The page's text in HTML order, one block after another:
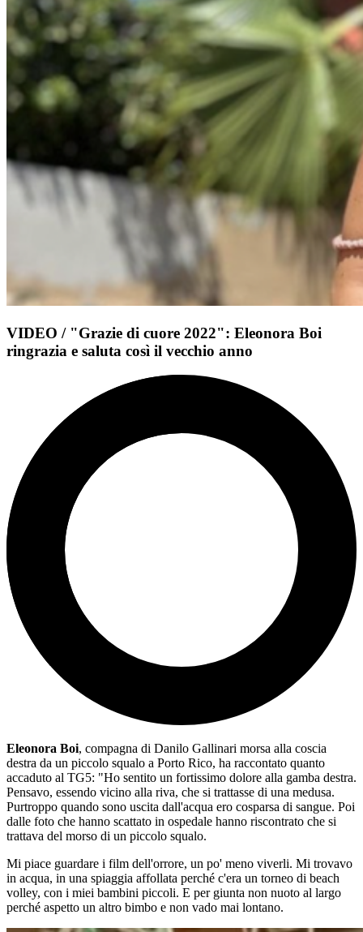
VIDEO / "Grazie di cuore 2022": Eleonora Boi
ringrazia e saluta così il vecchio anno
Eleonora Boi, compagna di Danilo Gallinari morsa alla coscia
destra da un piccolo squalo a Porto Rico, ha raccontato quanto
accaduto al TG5: "Ho sentito un fortissimo dolore alla gamba destra.
Pensavo, essendo vicino alla riva, che si trattasse di una medusa.
Purtroppo quando sono uscita dall'acqua ero cosparsa di sangue. Poi
dalle foto che hanno scattato in ospedale hanno riscontrato che si
trattava del morso di un piccolo squalo.
Mi piace guardare i film dell'orrore, un po' meno viverli. Mi trovavo
in acqua, in una spiaggia affollata perché c'era un torneo di beach
volley, con i miei bambini piccoli. E per giunta non nuoto al largo
perché aspetto un altro bimbo e non vado mai lontano.